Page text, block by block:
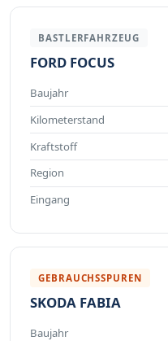
BASTLERFAHRZEUG
FORD FOCUS
Baujahr
Kilometerstand
Kraftstoff
Region
Eingang
GEBRAUCHSSPUREN
SKODA FABIA
Baujahr